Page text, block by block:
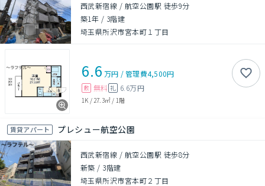
西武新宿線 / 航空公園駅 徒歩9分
築1年 / 3階建
埼玉県所沢市宮本町１丁目
6.6 万円 /管理費4,500円
敷 無料 礼 6.6万円
1K / 27.3㎡ / 1階
賃貸アパート プレシュー航空公園
西武新宿線 / 航空公園駅 徒歩8分
新築 / 3階建
埼玉県所沢市宮本町２丁目